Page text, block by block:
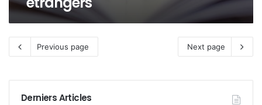
Previous page Next page
Derniers Articles